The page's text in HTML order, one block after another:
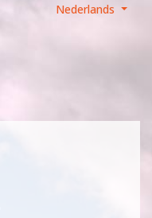
Nederlands